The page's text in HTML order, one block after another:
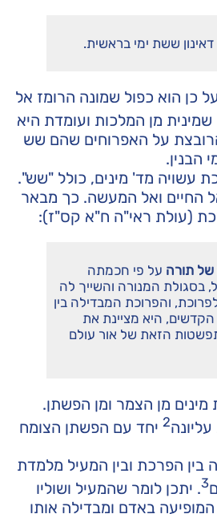
ששת ימי בראשית.
כן הוא כפול שמונה הרומז אל
מן המלכות ועומדת היא
על האפרוחים שהם שש
הבנין.
עשויה מד' מינים, כולל "שש".
החיים ואל המעשה. כך מבאר
(עולת ראי"ה ח"א קס"ז):
תורה על פי חכמתה
בסגולת המנורה והשייך לה
והפרוכת המבדילה בין
היא מציינת את
הזאת של אור עולם
מן הצמר ומן הפשתן.
2יחד עם הפשתן הצומח
בין הפרכת ובין המעיל מלמדת
3. יתכן לומר שהמעיל ושוליו
באדם ומבדילה אותו